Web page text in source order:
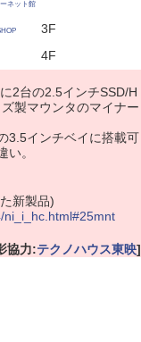
ネット館
3F
4F
2台の2.5インチSSD/H
製マウンタのマイナー
3.5インチベイに搭載可
い。
新製品)
ni_i_hc.html#25mnt
協力:テクノハウス東映]